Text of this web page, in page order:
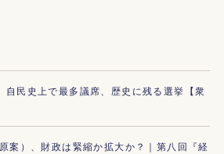
自民史上で最多議席、歴史に残る選挙【衆
案）、財政は緊縮か拡大か？｜第八回『経